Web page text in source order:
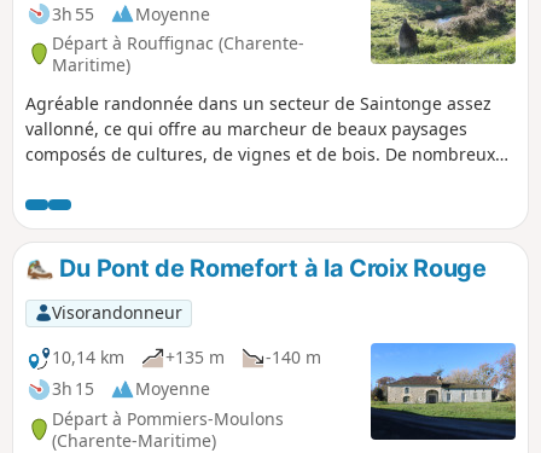
3h 55
Moyenne
Départ à Rouffignac (Charente-
Maritime)
Agréable randonnée dans un secteur de Saintonge assez
vallonné, ce qui offre au marcheur de beaux paysages
composés de cultures, de vignes et de bois. De nombreux
nombreuses sources. Pour les amateurs, de beaux
exemples du patrimoine bâti sont également à admirer
dont d'anciennes fermes.
Du Pont de Romefort à la Croix Rouge
Visorandonneur
10,14 km
+135 m
-140 m
3h 15
Moyenne
Départ à Pommiers-Moulons
(Charente-Maritime)